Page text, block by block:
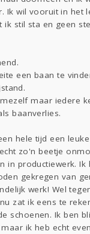
Doen
Ik wil vooruit in het
ik stil sta en geen
een baan te
maar iedere
baanverlies.
hele tijd een
zo'n beetje
in productiewerk. Ik
gekregen van
werk! Wel
zat ik eens te
schoenen. Ik ben
ik heb echt